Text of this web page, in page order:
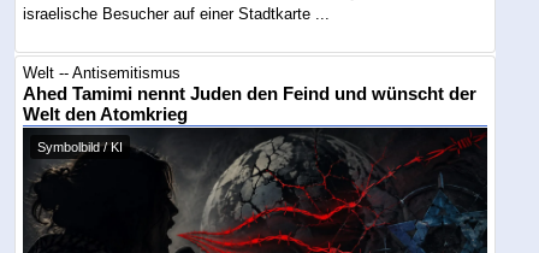
israelische Besucher auf einer Stadtkarte ...
Welt -- Antisemitismus
Ahed Tamimi nennt Juden den Feind und wünscht der
Welt den Atomkrieg
Symbolbild / KI